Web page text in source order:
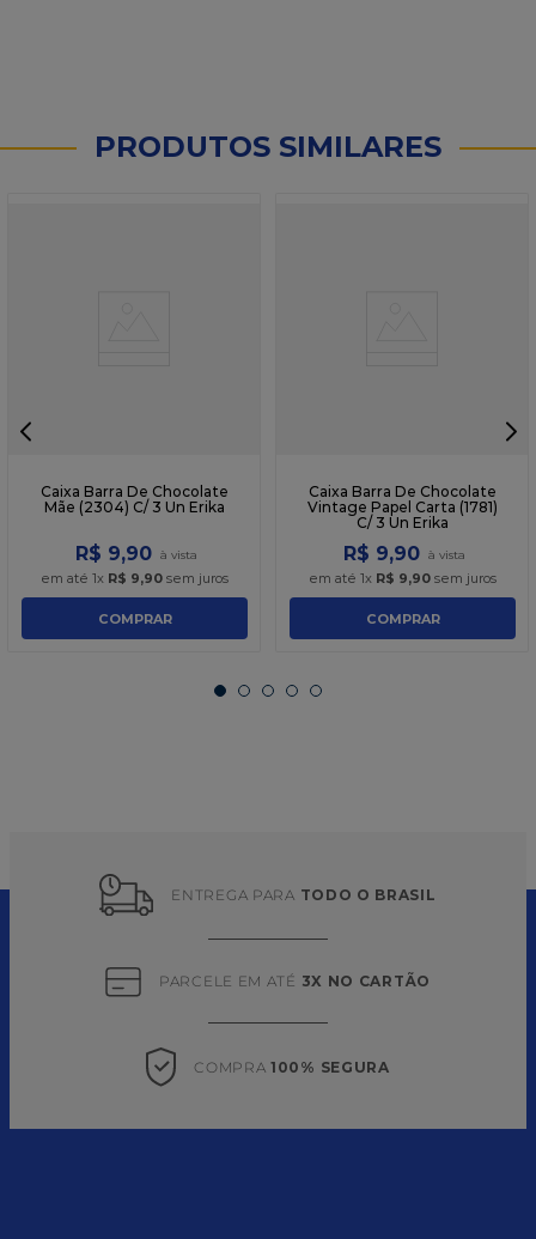
PRODUTOS SIMILARES
Caixa Barra De Chocolate
Mãe (2304) C/ 3 Un Erika
R$ 9,90
em até 1x R$ 9,90sem juros
COMPRAR
Caixa Barra De Chocolate
Vintage Papel Carta (1781)
C/ 3 Un Erika
R$ 9,90
em até 1x R$ 9,90sem juros
COMPRAR
ENTREGA PARA TODO O BRASIL
PARCELE EM ATÉ 3X NO CARTÃO
COMPRA 100% SEGURA